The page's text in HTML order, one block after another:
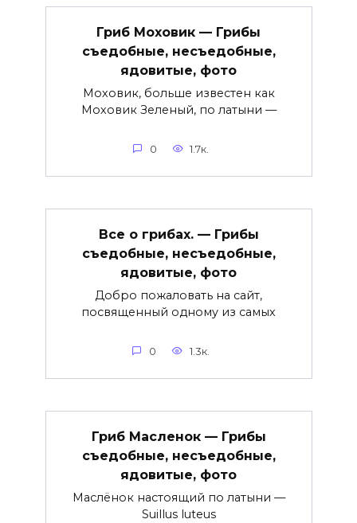
Гриб Моховик — Грибы
съедобные, несъедобные,
ядовитые, фото
Моховик, больше известен как
Моховик Зеленый, по латыни —
0 1.7к.
Все о грибах. — Грибы
съедобные, несъедобные,
ядовитые, фото
Добро пожаловать на сайт,
посвященный одному из самых
0 1.3к.
Гриб Масленок — Грибы
съедобные, несъедобные,
ядовитые, фото
Маслёнок настоящий по латыни —
Suillus luteus